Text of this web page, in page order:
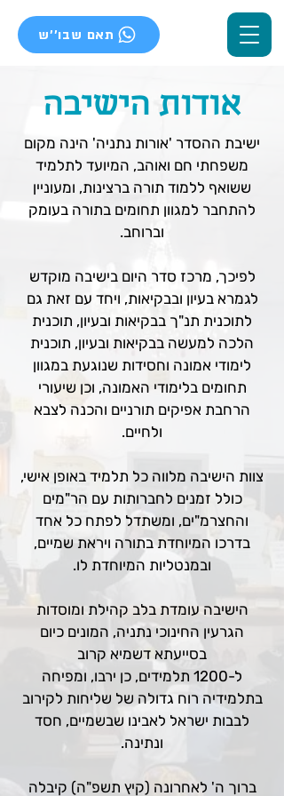
תאם שבו''ש
אודות הישיבה
ישיבת ההסדר 'אורות נתניה' הינה מקום
משפחתי חם ואוהב, המיועד לתלמיד
ששואף ללמוד תורה ברצינות, ומעוניין
להתחבר למגוון תחומים בתורה בעומק
וברוחב.
לפיכך, מרכז סדר היום בישיבה מוקדש
לגמרא בעיון ובבקיאות, ויחד עם זאת גם
לתוכנית תנ"ך בבקיאות ובעיון, תוכנית
הלכה למעשה בבקיאות ובעיון, תוכנית
לימודי אמונה וחסידות שנוגעת במגוון
תחומים בלימודי האמונה, וכן שיעורי
הרחבת אפיקים תורניים והכנה לצבא
ולחיים.
צוות הישיבה מלווה כל תלמיד באופן אישי,
כולל זמנים לחברותות עם הר"מים
והחצרמ"ים, ומשתדל לפתח כל אחד
בדרכו המיוחדת בתורה ויראת שמיים,
ובמנטליות המיוחדת לו.
הישיבה עומדת בלב קהילת ומוסדות
הגרעין החינוכי נתניה, המונים כיום
בסייעתא דשמיא קרוב
ל-1200 תלמידים, כן ירבו, ומפיחה
בתלמידיה רוח גדולה של שליחות לקירוב
לבבות ישראל לאבינו שבשמיים, חסד
ונתינה.
ברוך ה' לאחרונה (קיץ תשפ"ה) קיבלה